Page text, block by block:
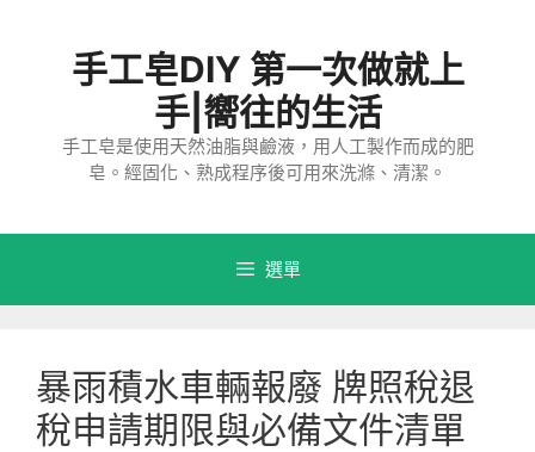
手工皂DIY 第一次做就上
手|嚮往的生活
手工皂是使用天然油脂與鹼液，用人工製作而成的肥
皂。經固化、熟成程序後可用來洗滌、清潔。
選單
暴雨積水車輛報廢 牌照稅退
稅申請期限與必備文件清單